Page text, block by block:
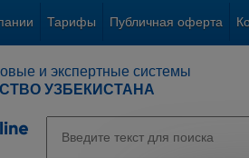
Тарифы Публичная оферта
и экспертные системы
УЗБЕКИСТАНА